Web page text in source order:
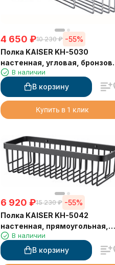
4 650 ₽10 230 ₽ -55%
Полка KAISER KH-5030
настенная, угловая,
215*235*60
В наличии
В корзину
Купить в 1 клик
6 920 ₽15 230 ₽ -55%
Полка KAISER KH-5042
настенная, прямоугольная,
Чёрный матовый 310*120*80
В наличии
В корзину